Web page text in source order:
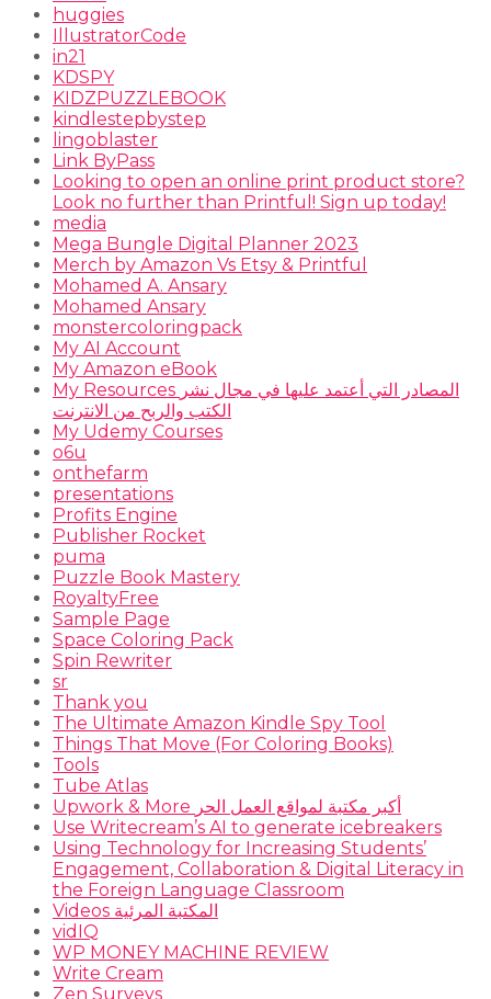
huggies
IllustratorCode
in21
KDSPY
KIDZPUZZLEBOOK
kindlestepbystep
lingoblaster
Link ByPass
Looking to open an online print product store?
Look no further than Printful! Sign up today!
media
Mega Bungle Digital Planner 2023
Merch by Amazon Vs Etsy & Printful
Mohamed A. Ansary
Mohamed Ansary
monstercoloringpack
My AI Account
My Amazon eBook
My Resources المصادر التي أعتمد عليها في مجال نشر
الكتب والربح من الانترنت
My Udemy Courses
o6u
onthefarm
presentations
Profits Engine
Publisher Rocket
puma
Puzzle Book Mastery
RoyaltyFree
Sample Page
Space Coloring Pack
Spin Rewriter
sr
Thank you
The Ultimate Amazon Kindle Spy Tool
Things That Move (For Coloring Books)
Tools
Tube Atlas
Upwork & More أكبر مكتبة لمواقع العمل الحر
Use Writecream’s AI to generate icebreakers
Using Technology for Increasing Students’
Engagement, Collaboration & Digital Literacy in
the Foreign Language Classroom
Videos المكتبة المرئية
vidIQ
WP MONEY MACHINE REVIEW
Write Cream
Zen Surveys